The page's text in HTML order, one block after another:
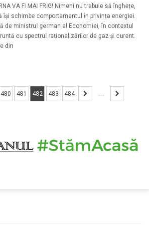
VA FI MAI FRIG! Nimeni nu trebuie să înghețe,
își schimbe comportamentul în privința energiei.
de ministrul german al Economiei, în contextul
cu spectrul raționalizărilor de gaz și curent.
din
480 481 482 483 484 ...